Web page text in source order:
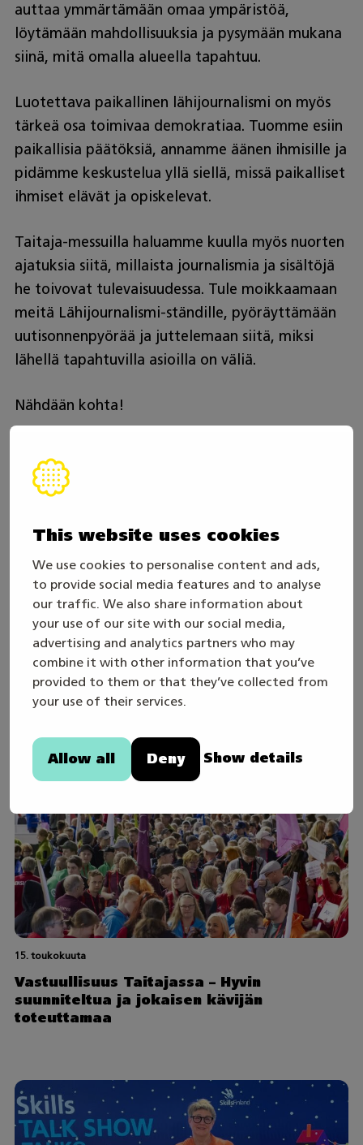
This website uses cookies
We use cookies to personalise content and ads,
to provide social media features and to analyse
our traffic. We also share information about
your use of our site with our social media,
advertising and analytics partners who may
combine it with other information that you’ve
provided to them or that they’ve collected from
your use of their services.
Allow all Deny Show details
auttaa ymmärtämään omaa ympäristöä,
löytämään mahdollisuuksia ja pysymään mukana
siinä, mitä omalla alueella tapahtuu.
Luotettava paikallinen lähijournalismi on myös
tärkeä osa toimivaa demokratiaa. Tuomme esiin
paikallisia päätöksiä, annamme äänen ihmisille ja
pidämme keskustelua yllä siellä, missä paikalliset
ihmiset elävät ja opiskelevat.
Taitaja-messuilla haluamme kuulla myös nuorten
ajatuksia siitä, millaista journalismia ja sisältöjä
he toivovat tulevaisuudessa. Tule moikkaamaan
meitä Lähijournalismi-ständille, pyöräyttämään
uutisonnenpyörää ja juttelemaan siitä, miksi
lähellä tapahtuvilla asioilla on väliä.
Nähdään kohta!
TWITTER
Sinua saattaisi kiinnostaa
myös
15. toukokuuta
Taitajista tekijöiksi – osaaminen, joka
kantaa työelämään
15. toukokuuta
Vastuullisuus Taitajassa – Hyvin
suunniteltua ja jokaisen kävijän
toteuttamaa